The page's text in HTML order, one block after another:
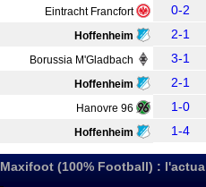
Eintracht Francfort 0-2
Hoffenheim 2-1
Borussia M'Gladbach 3-1
Hoffenheim 2-1
Hanovre 96 1-0
Hoffenheim 1-4
Maxifoot (100% Football) :